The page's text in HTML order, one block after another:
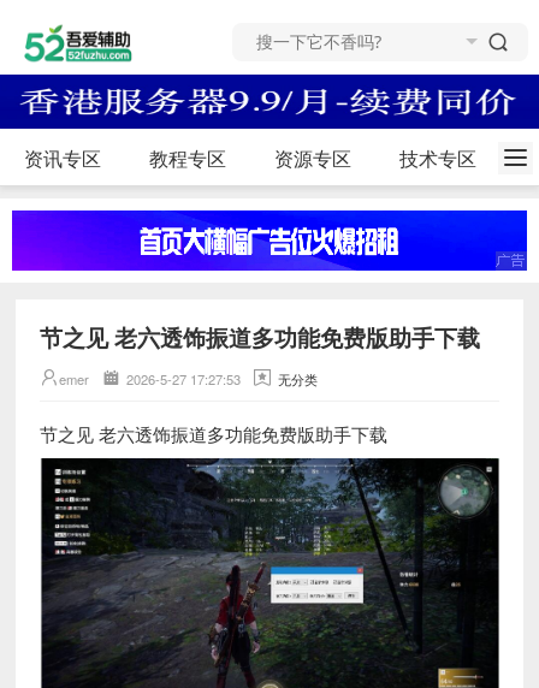
资讯专区 教程专区 资源专区 技术专区
节之见 老六透饰振道多功能免费版助手下载
emer 2026-5-27 17:27:53 无分类
节之见 老六透饰振道多功能免费版助手下载